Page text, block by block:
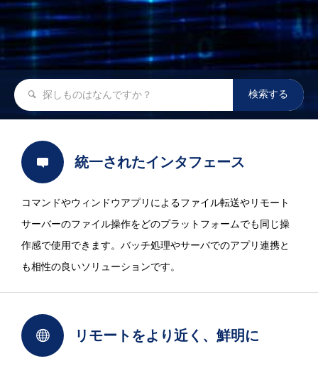
統一されたインタフェース
コマンドやウィンドウアプリによるファイル転送やリモート
サーバーのファイル操作をどのプラットフォームでも同じ操
作感で使用できます。バッチ処理やサーバでのアプリ連携と
も相性の良いソリューションです。
リモートをより近く、鮮明に